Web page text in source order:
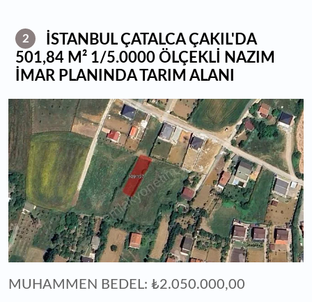
2
İSTANBUL ÇATALCA ÇAKIL'DA
501,84 M² 1/5.0000 ÖLÇEKLİ NAZIM
İMAR PLANINDA TARIM ALANI
MUHAMMEN BEDEL: ₺2.050.000,00